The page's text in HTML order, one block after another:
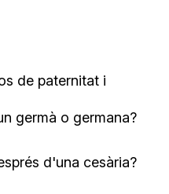
de paternitat i
germà o germana?
d'una cesària?